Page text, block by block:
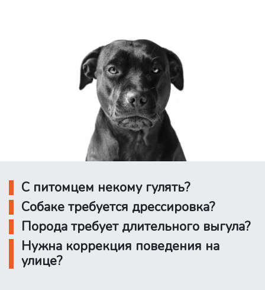
С питомцем некому гулять?
Собаке требуется дрессировка?
Порода требует длительного выгула?
Нужна коррекция поведения на
улице?